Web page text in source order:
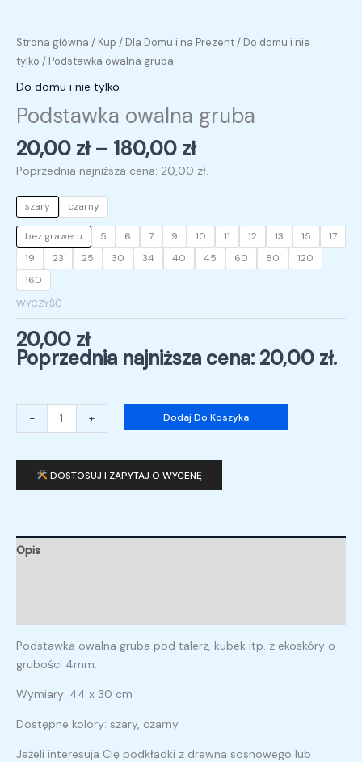
Strona główna / Kup / Dla Domu i na Prezent/ Do domu i nie
tylko / Podstawka owalna gruba
Do domu i nie tylko
Podstawka owalna gruba
20,00 zł – 180,00 zł
Poprzednia najniższa cena: 20,00 zł.
szary czarny
bez graweru 5 6 7 9 10 11 12 13 15
17
19
23 25 30 34 40 45 60 80
120
160
WYCZYŚĆ
20,00 zł
Poprzednia najniższa cena: 20,00 zł.
- + Dodaj Do Koszyka
DOSTOSUJ I ZAPYTAJ O WYCENĘ
Opis
Podstawka owalna gruba pod talerz, kubek itp. z ekoskóry o
grubości 4mm.
Wymiary: 44 x 30 cm
Dostępne kolory: szary, czarny
Jeżeli interesuja Cię podkładki z drewna sosnowego lub